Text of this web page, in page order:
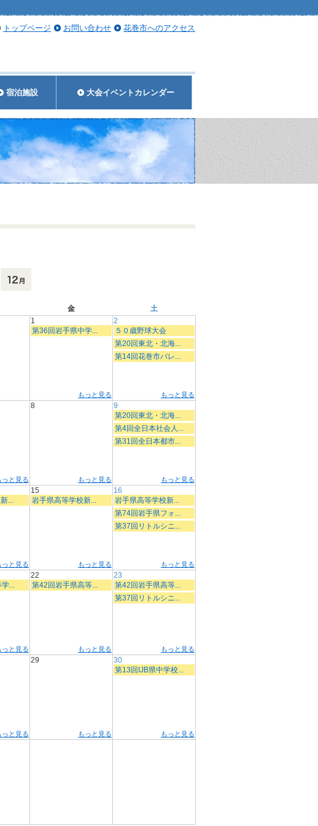
トップページ お問い合わせ 花巻市へのアクセス
宿泊施設 大会イベントカレンダー
金
土
1
第36回岩手県中学...
もっと見る
2
５０歳野球大会
第20回東北・北海...
第14回花巻市バレ...
もっと見る
っと見る
8
もっと見る
9
第20回東北・北海...
第4回全日本社会人...
第31回全日本都市...
もっと見る
...
っと見る
15
岩手県高等学校新...
もっと見る
16
岩手県高等学校新...
第74回岩手県フォ...
第37回リトルシニ...
もっと見る
...
っと見る
22
第42回岩手県高等...
もっと見る
23
第42回岩手県高等...
第37回リトルシニ...
もっと見る
っと見る
29
もっと見る
30
第13回IJB県中学校...
もっと見る